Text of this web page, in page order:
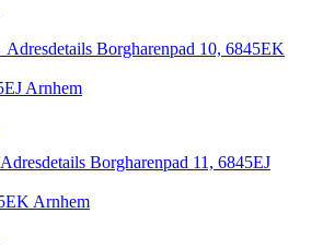
Adresdetails Borgharenpad 10, 6845EK
Arnhem
Adresdetails Borgharenpad 11, 6845EJ
Arnhem